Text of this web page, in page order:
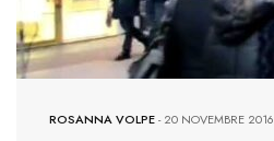
ROSANNA VOLPE-20 NOVEMBRE 2016